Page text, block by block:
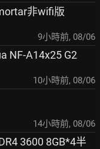
非wifi版
9小時前, 08/06
NF-A14x25 G2
10小時前, 08/06
14小時前, 08/06
3600 8GB*4半